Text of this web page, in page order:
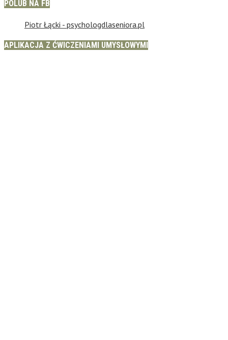
POLUB NA FB
Piotr Łącki - psychologdlaseniora.pl
APLIKACJA Z ĆWICZENIAMI UMYSŁOWYMI